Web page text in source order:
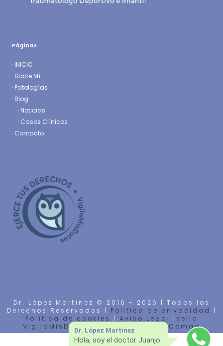
Páginas
· INICIO
· Sobre Mí
· Patologías
· Blog
· Noticias
· Casos Clínicos
· Contacto
Dr. López Martínez © 2016 - 2026 | Todos los
Derechos Reservados | Politica de privacidad
|
Política de cookies
| Aviso Legal | sello
VigilaMisDatos | Diseño Web porComga
Dr. López Martínez
Hola, soy el doctor Juanjo